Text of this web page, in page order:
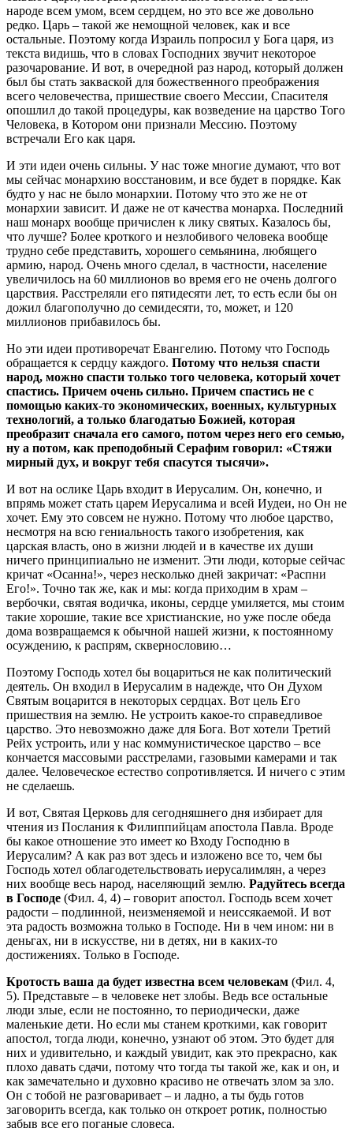
народе всем умом, всем сердцем, но это все же довольно
редко. Царь – такой же немощной человек, как и все
остальные. Поэтому когда Израиль попросил у Бога царя, из
текста видишь, что в словах Господних звучит некоторое
разочарование. И вот, в очередной раз народ, который должен
был бы стать закваской для божественного преображения
всего человечества, пришествие своего Мессии, Спасителя
опошлил до такой процедуры, как возведение на царство Того
Человека, в Котором они признали Мессию. Поэтому
встречали Его как царя.
И эти идеи очень сильны. У нас тоже многие думают, что вот
мы сейчас монархию восстановим, и все будет в порядке. Как
будто у нас не было монархии. Потому что это же не от
монархии зависит. И даже не от качества монарха. Последний
наш монарх вообще причислен к лику святых. Казалось бы,
что лучше? Более кроткого и незлобивого человека вообще
трудно себе представить, хорошего семьянина, любящего
армию, народ. Очень много сделал, в частности, население
увеличилось на 60 миллионов во время его не очень долгого
царствия. Расстреляли его пятидесяти лет, то есть если бы он
дожил благополучно до семидесяти, то, может, и 120
миллионов прибавилось бы.
Но эти идеи противоречат Евангелию. Потому что Господь
обращается к сердцу каждого. Потому что нельзя спасти
народ, можно спасти только того человека, который хочет
спастись. Причем очень сильно. Причем спастись не с
помощью каких-то экономических, военных, культурных
технологий, а только благодатью Божией, которая
преобразит сначала его самого, потом через него его семью,
ну а потом, как преподобный Серафим говорил: «Стяжи
мирный дух, и вокруг тебя спасутся тысячи».
И вот на ослике Царь входит в Иерусалим. Он, конечно, и
впрямь может стать царем Иерусалима и всей Иудеи, но Он не
хочет. Ему это совсем не нужно. Потому что любое царство,
несмотря на всю гениальность такого изобретения, как
царская власть, оно в жизни людей и в качестве их души
ничего принципиально не изменит. Эти люди, которые сейчас
кричат «Осанна!», через несколько дней закричат: «Распни
Его!». Точно так же, как и мы: когда приходим в храм –
вербочки, святая водичка, иконы, сердце умиляется, мы стоим
такие хорошие, такие все христианские, но уже после обеда
дома возвращаемся к обычной нашей жизни, к постоянному
осуждению, к распрям, сквернословию…
Поэтому Господь хотел бы воцариться не как политический
деятель. Он входил в Иерусалим в надежде, что Он Духом
Святым воцарится в некоторых сердцах. Вот цель Его
пришествия на землю. Не устроить какое-то справедливое
царство. Это невозможно даже для Бога. Вот хотели Третий
Рейх устроить, или у нас коммунистическое царство – все
кончается массовыми расстрелами, газовыми камерами и так
далее. Человеческое естество сопротивляется. И ничего с этим
не сделаешь.
И вот, Святая Церковь для сегодняшнего дня избирает для
чтения из Послания к Филиппийцам апостола Павла. Вроде
бы какое отношение это имеет ко Входу Господню в
Иерусалим? А как раз вот здесь и изложено все то, чем бы
Господь хотел облагодетельствовать иерусалимлян, а через
них вообще весь народ, населяющий землю. Радуйтесь всегда
в Господе (Фил. 4, 4) – говорит апостол. Господь всем хочет
радости – подлинной, неизменяемой и неиссякаемой. И вот
эта радость возможна только в Господе. Ни в чем ином: ни в
деньгах, ни в искусстве, ни в детях, ни в каких-то
достижениях. Только в Господе.
Кротость ваша да будет известна всем человекам (Фил. 4,
5). Представьте – в человеке нет злобы. Ведь все остальные
люди злые, если не постоянно, то периодически, даже
маленькие дети. Но если мы станем кроткими, как говорит
апостол, тогда люди, конечно, узнают об этом. Это будет для
них и удивительно, и каждый увидит, как это прекрасно, как
плохо давать сдачи, потому что тогда ты такой же, как и он, и
как замечательно и духовно красиво не отвечать злом за зло.
Он с тобой не разговаривает – и ладно, а ты будь готов
заговорить всегда, как только он откроет ротик, полностью
забыв все его поганые словеса.